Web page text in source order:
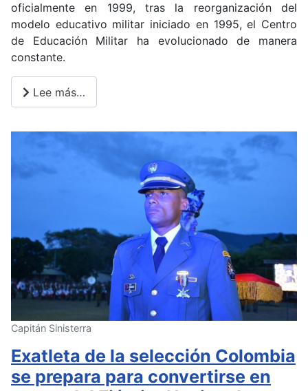
oficialmente en 1999, tras la reorganización del
modelo educativo militar iniciado en 1995, el Centro
de Educación Militar ha evolucionado de manera
constante.
Lee más…
Capitán Sinisterra
Exatleta de la selección Colombia
se prepara para convertirse en